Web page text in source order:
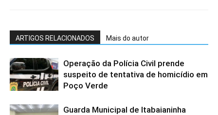
ARTIGOS RELACIONADOS Mais do autor
Operação da Polícia Civil prende
suspeito de tentativa de homicídio em
Poço Verde
Guarda Municipal de Itabaianinha